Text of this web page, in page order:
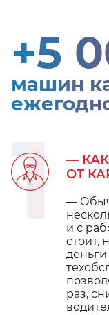
+5
машин
—
ОТ
1
—
и с
стоит,
деньги
раз,